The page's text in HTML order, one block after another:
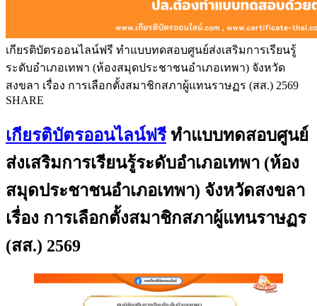
เกียรติบัตรออนไลน์ฟรี ทำแบบทดสอบศูนย์ส่งเสริมการเรียนรู้
ระดับอำเภอเทพา (ห้องสมุดประชาชนอำเภอเทพา) จังหวัด
สงขลา เรื่อง การเลือกตั้งสมาชิกสภาผู้แทนราษฏร (สส.) 2569
SHARE
เกียรติบัตรออนไลน์ฟรีทำแบบทดสอบศูนย์
ส่งเสริมการเรียนรู้ระดับอำเภอเทพา (ห้อง
สมุดประชาชนอำเภอเทพา) จังหวัดสงขลา
เรื่อง การเลือกตั้งสมาชิกสภาผู้แทนราษฏร
(สส.) 2569